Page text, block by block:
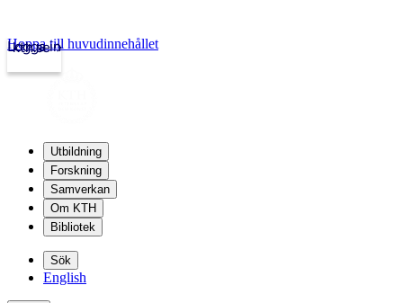
kth.se
Logga in
Hoppa till huvudinnehållet
Utbildning
Forskning
Samverkan
Om KTH
Bibliotek
Sök
English